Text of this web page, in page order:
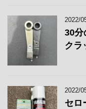
2022/
30分
クラ
2022/
セロ